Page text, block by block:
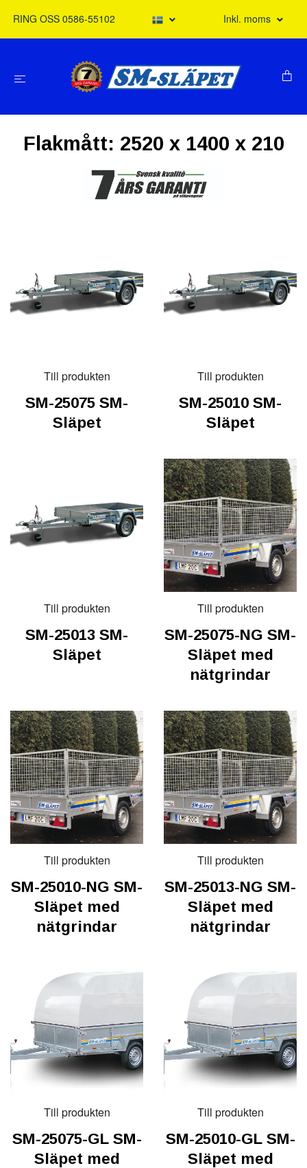
RING OSS 0586-55102 Inkl. moms
Flakmått: 2520 x 1400 x 210
Till produkten
SM-25075 SM-
Släpet
Till produkten
SM-25010 SM-
Släpet
Till produkten
SM-25013 SM-
Släpet
Till produkten
SM-25075-NG SM-
Släpet med
nätgrindar
Till produkten
SM-25010-NG SM-
Släpet med
nätgrindar
Till produkten
SM-25013-NG SM-
Släpet med
nätgrindar
Till produkten
SM-25075-GL SM-
Släpet med
Till produkten
SM-25010-GL SM-
Släpet med